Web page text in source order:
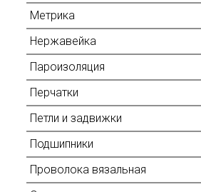
Метрика
Нержавейка
Пароизоляция
Перчатки
Петли и задвижки
Подшипники
Проволока вязальная